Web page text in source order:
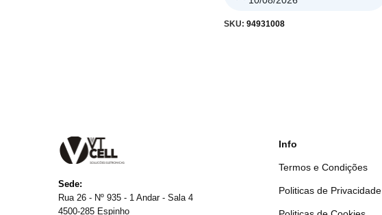
SKU: 94931008
Sede:
Rua 26 - Nº 935 - 1 Andar - Sala 4
4500-285 Espinho
Info
Termos e Condições
Politicas de Privacidade